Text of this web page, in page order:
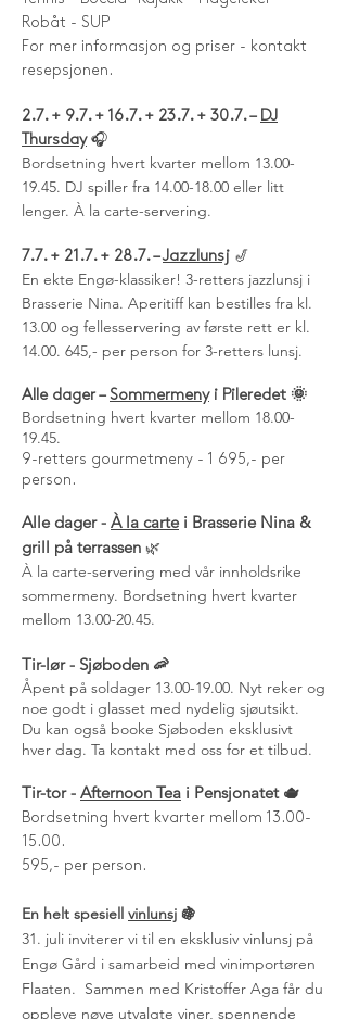
Robåt - SUP
For mer informasjon og priser - kontakt
resepsjonen.
2.7. + 9.7. + 16.7. + 23.7. + 30.7. – DJ
Thursday🎧
Bordsetning hvert kvarter mellom 13.00-
19.45. DJ spiller fra 14.00-18.00 eller litt
lenger. À la carte-servering.
7.7. + 21.7. + 28.7. –Jazzlunsj 🎷
En ekte Engø-klassiker! 3-retters jazzlunsj i
Brasserie Nina. Aperitiff kan bestilles fra kl.
13.00 og fellesservering av første rett er kl.
14.00. 645,- per person for 3-retters lunsj.
Alle dager – Sommermenyi Pileredet 🌞
Bordsetning hvert kvarter mellom 18.00-
19.45.
9-retters gourmetmeny - 1 695,- per
person.
Alle dager - À la cartei Brasserie Nina &
grill på terrassen 🌿
À la carte-servering med vår innholdsrike
sommermeny. Bordsetning hvert kvarter
mellom 13.00-20.45.
Tir-lør - Sjøboden 🦐
Åpent på soldager 13.00-19.00. Nyt reker og
noe godt i glasset med nydelig sjøutsikt.
Du kan også booke Sjøboden eksklusivt
hver dag. Ta kontakt med oss for et tilbud.
Tir-tor - Afternoon Tea i Pensjonatet 🫖
Bordsetning hvert kvarter mellom 13.00-
15.00 .
595,- per person.
En helt spesiell vinlunsj 🍇
31. juli inviterer vi til en eksklusiv vinlunsj på
Engø Gård i samarbeid med vinimportøren
Flaaten. Sammen med Kristoffer Aga får du
oppleve nøye utvalgte viner, spennende